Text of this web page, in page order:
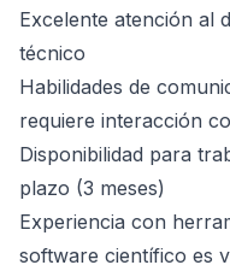
Excelente atención al
técnico
Habilidades de
requiere interacción
Disponibilidad para
plazo (3 meses)
Experiencia con
software científico es